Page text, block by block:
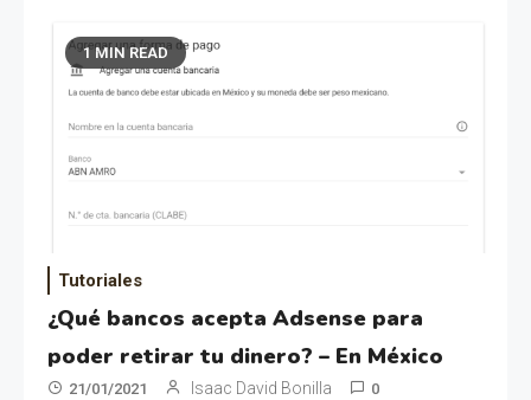
1 MIN READ
Tutoriales
¿Qué bancos acepta Adsense para
poder retirar tu dinero? – En México
21/01/2021 Isaac David Bonilla 0